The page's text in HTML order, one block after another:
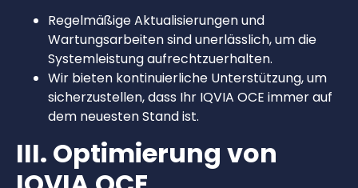
Regelmäßige Aktualisierungen und
Wartungsarbeiten sind unerlässlich, um die
Systemleistung aufrechtzuerhalten.
Wir bieten kontinuierliche Unterstützung, um
sicherzustellen, dass Ihr IQVIA OCE immer auf
dem neuesten Stand ist.
III. Optimierung von